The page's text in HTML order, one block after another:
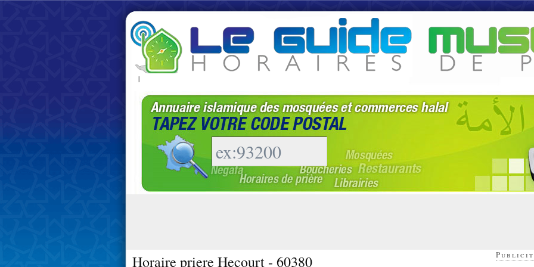
|
Horaire priere Hecourt - 60380